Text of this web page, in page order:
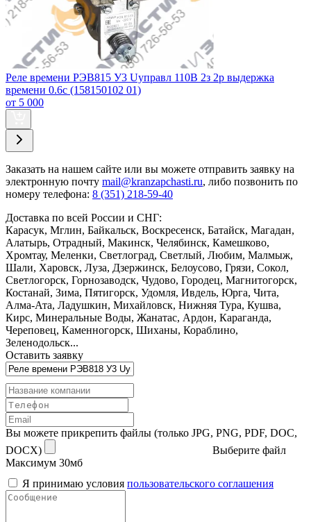
Реле времени РЭВ815 У3 Uуправл 110В 2з 2р выдержка
времени 0.6с (158150102 01)
от 5 000
Заказать на нашем сайте или вы можете отправить заявку на
электронную почту mail@kranzapchasti.ru, либо позвонить по
номеру телефона: 8 (351) 218-59-40
Доставка по всей России и СНГ:
Карасук, Мглин, Байкальск, Воскресенск, Батайск, Магадан,
Алатырь, Отрадный, Макинск, Челябинск, Камешково,
Хромтау, Меленки, Светлоград, Светлый, Любим, Малмыж,
Шали, Харовск, Луза, Дзержинск, Белоусово, Грязи, Сокол,
Светлогорск, Горнозаводск, Чудово, Городец, Магнитогорск,
Костанай, Зима, Пятигорск, Удомля, Ивдель, Юрга, Чита,
Алма-Ата, Ладушкин, Михайловск, Нижняя Тура, Кушва,
Кирс, Минеральные Воды, Жанатас, Ардон, Караганда,
Череповец, Каменногорск, Шиханы, Кораблино,
Зеленодольск...
Оставить заявку
Вы можете прикрепить файлы (только JPG, PNG, PDF, DOC,
DOCX)
Выберите файл
Максимум 30мб
Я принимаю условия пользовательского соглашения